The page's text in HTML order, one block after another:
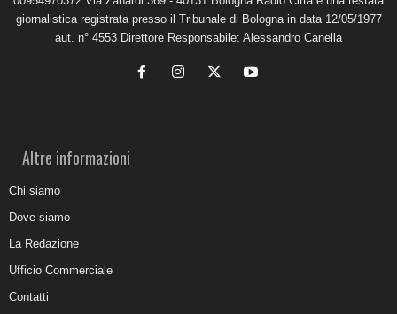
giornalistica registrata presso il Tribunale di Bologna in data 12/05/1977
aut. n° 4553 Direttore Responsabile: Alessandro Canella
Altre informazioni
Chi siamo
Dove siamo
La Redazione
Ufficio Commerciale
Contatti